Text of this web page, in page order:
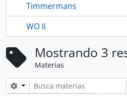
Timmermans
WO II
Mostrando 3
Materias
Search options